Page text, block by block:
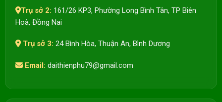
Trụ sở 2: 161/26 KP3, Phường Long Bình Tân, TP Biên
Hoà, Đồng Nai
Trụ sở 3: 24 Bình Hòa, Thuận An, Bình Dương
Email: daithienphu79@gmail.com